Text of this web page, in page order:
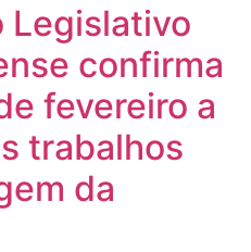
Legislativo
confirma
fevereiro a
trabalhos
da